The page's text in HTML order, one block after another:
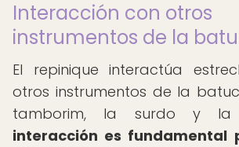
Interacción con otros
instrumentos de la
El repinique interactúa
otros instrumentos de la
tamborim, la surdo y la
interacción es fundamental